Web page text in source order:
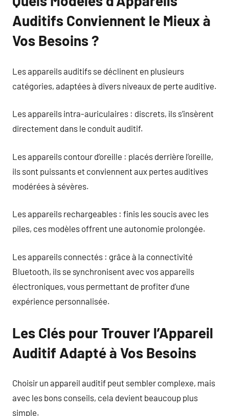
Auditifs Conviennent le Mieux à
Vos Besoins ?
Les appareils auditifs se déclinent en plusieurs
catégories, adaptées à divers niveaux de perte auditive.
Les appareils intra-auriculaires : discrets, ils s’insèrent
directement dans le conduit auditif.
Les appareils contour d’oreille : placés derrière l’oreille,
ils sont puissants et conviennent aux pertes auditives
modérées à sévères.
Les appareils rechargeables : finis les soucis avec les
piles, ces modèles offrent une autonomie prolongée.
Les appareils connectés : grâce à la connectivité
Bluetooth, ils se synchronisent avec vos appareils
électroniques, vous permettant de profiter d’une
expérience personnalisée.
Les Clés pour Trouver l’Appareil
Auditif Adapté à Vos Besoins
Choisir un appareil auditif peut sembler complexe, mais
avec les bons conseils, cela devient beaucoup plus
simple.